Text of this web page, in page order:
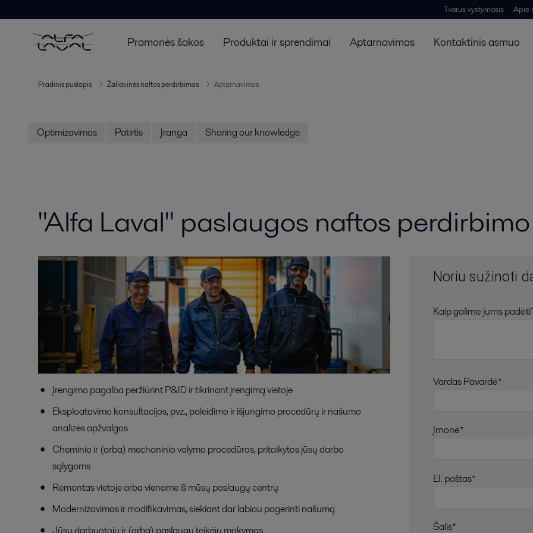
Tvarus vystymasis Apie
Pramonės šakos Produktai ir sprendimai Aptarnavimas Kontaktinis asmuo
Pradinis puslapis Žaliavinės naftos perdirbimas Aptarnavimas
Optimizavimas Patirtis Įranga Sharing our knowledge
"Alfa Laval" paslaugos naftos
Įrengimo pagalba peržiūrint P&ID ir tikrinant įrengimą vietoje
Eksploatavimo konsultacijos, pvz., paleidimo ir išjungimo procedūrų ir našumo
analizės apžvalgos
Cheminio ir (arba) mechaninio valymo procedūros, pritaikytos jūsų darbo
sąlygoms
Remontas vietoje arba viename iš mūsų paslaugų centrų
Modernizavimas ir modifikavimas, siekiant dar labiau pagerinti našumą
Noriu sužinoti
Kaip galime jums
Vardas Pavardė*
Įmonė*
El. paštas*
Šalis*